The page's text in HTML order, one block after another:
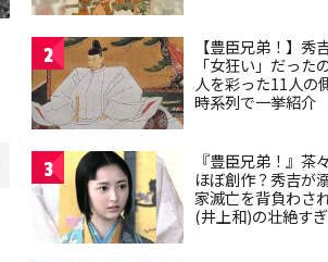
2
【豊臣兄弟！】秀
「女狂い」だった
人を彩った11人の
時系列で一挙紹介
3
『豊臣兄弟！』茶
ほぼ創作？秀吉が
家滅亡を背負わさ
(井上和)の壮絶す